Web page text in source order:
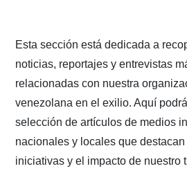
Esta sección está dedicada a
noticias, reportajes y entrevistas
relacionadas con nuestra
venezolana en el exilio. Aquí
selección de artículos de medios
nacionales y locales que
iniciativas y el impacto de nuestro